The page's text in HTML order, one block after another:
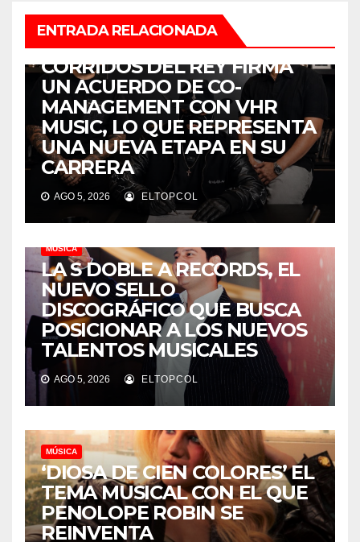
ENTRADA RELACIONADA
CORRIDOS DEL REY FIRMA
UN ACUERDO DE CO-
MANAGEMENT CON VHR
MUSIC, LO QUE REPRESENTA
UNA NUEVA ETAPA EN SU
CARRERA
AGO 5, 2026 ELTOPCOL
MÚSICA
LA S DOBLE A RECORDS, EL
NUEVO SELLO
DISCOGRÁFICO QUE BUSCA
POSICIONAR A LOS NUEVOS
TALENTOS MUSICALES
AGO 5, 2026 ELTOPCOL
MÚSICA
‘DIOSA DE CIEN COLORES’ EL
TEMA MUSICAL CON EL QUE
PENOLOPE ROBIN SE
REINVENTA